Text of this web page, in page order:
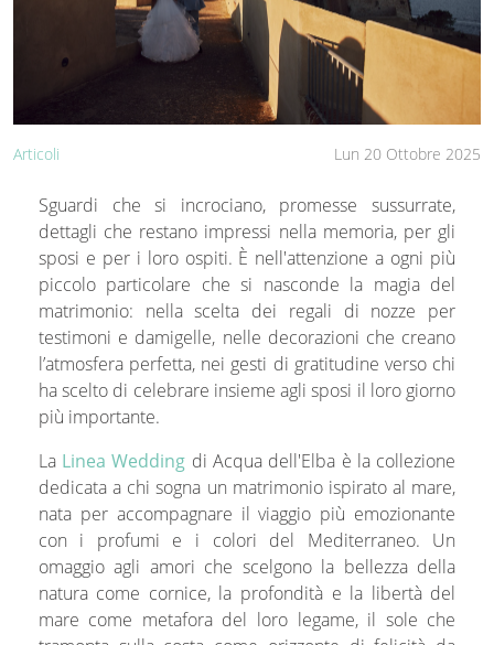
Lun 20 Ottobre 2025
Articoli
Sguardi che si incrociano, promesse sussurrate,
dettagli che restano impressi nella memoria, per gli
sposi e per i loro ospiti. È nell'attenzione a ogni più
piccolo particolare che si nasconde la magia del
matrimonio: nella scelta dei regali di nozze per
testimoni e damigelle, nelle decorazioni che creano
l’atmosfera perfetta, nei gesti di gratitudine verso chi
ha scelto di celebrare insieme agli sposi il loro giorno
più importante.
La Linea Wedding di Acqua dell'Elba è la collezione
dedicata a chi sogna un matrimonio ispirato al mare,
nata per accompagnare il viaggio più emozionante
con i profumi e i colori del Mediterraneo. Un
omaggio agli amori che scelgono la bellezza della
natura come cornice, la profondità e la libertà del
mare come metafora del loro legame, il sole che